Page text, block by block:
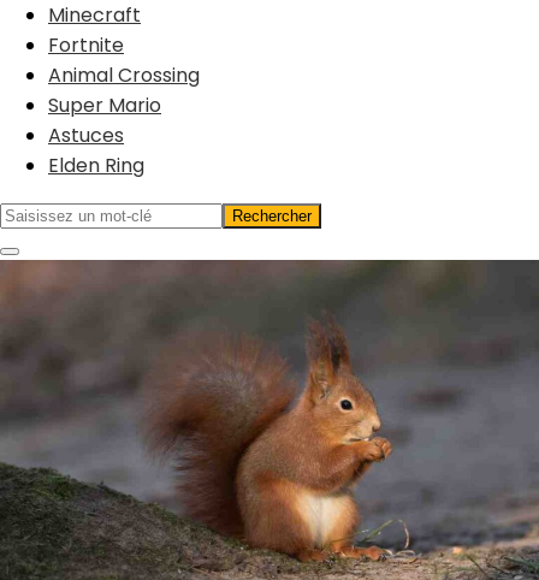
Minecraft
Fortnite
Animal Crossing
Super Mario
Astuces
Elden Ring